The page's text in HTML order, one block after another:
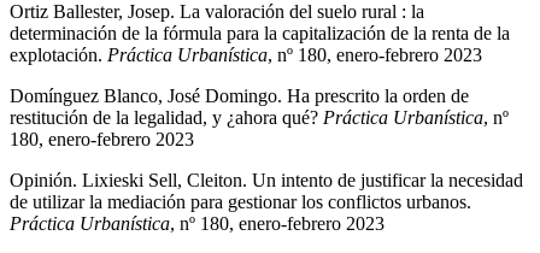
Ortiz Ballester, Josep. La valoración del suelo rural : la
determinación de la fórmula para la capitalización de la renta de la
explotación. Práctica Urbanística, nº 180, enero-febrero 2023
Domínguez Blanco, José Domingo. Ha prescrito la orden de
restitución de la legalidad, y ¿ahora qué? Práctica Urbanística, nº
180, enero-febrero 2023
Opinión. Lixieski Sell, Cleiton. Un intento de justificar la necesidad
de utilizar la mediación para gestionar los conflictos urbanos.
Práctica Urbanística, nº 180, enero-febrero 2023